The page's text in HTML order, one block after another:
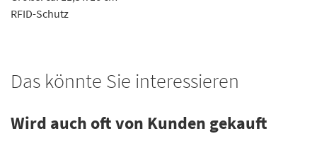
RFID-Schutz
Das könnte Sie interessieren
Wird auch oft von Kunden gekauft